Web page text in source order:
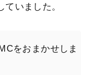
ていました。
をおまかせしま